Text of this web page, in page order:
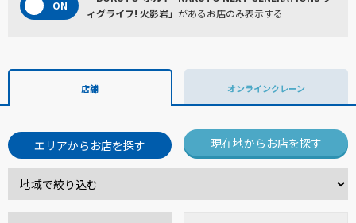
ィグライフ! 火影岩」 があるお店のみ表示する
店舗 オンラインクレーン
エリアからお店を探す 現在地からお店を探す